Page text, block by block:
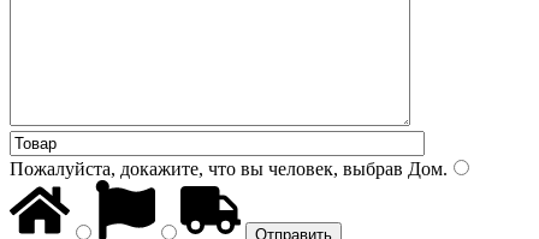
Пожалуйста, докажите, что вы человек, выбрав Дом.